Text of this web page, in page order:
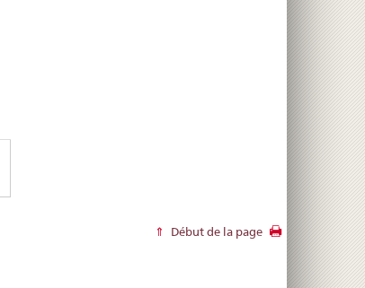
Début de la page